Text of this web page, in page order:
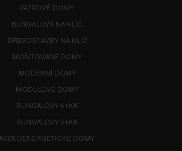
PATROVÉ DOMY
BUNGALOVY NA KLÍČ
DŘEVOSTAVBY NA KLÍČ
MONTOVANÉ DOMY
MODERNÍ DOMY
MODULOVÉ DOMY
BUNGALOVY 4+KK
BUNGALOVY 5+KK
NÍZKOENERGETICKÉ DOMY